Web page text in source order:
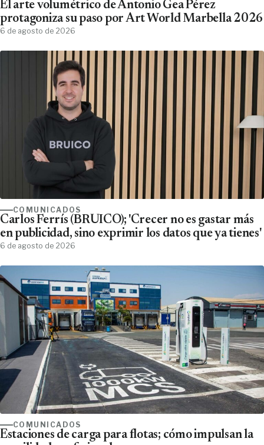
El arte volumétrico de Antonio Gea Pérez
protagoniza su paso por Art World Marbella 2026
6 de agosto de 2026
COMUNICADOS
Carlos Ferrís (BRUICO); 'Crecer no es gastar más
en publicidad, sino exprimir los datos que ya tienes'
6 de agosto de 2026
COMUNICADOS
Estaciones de carga para flotas; cómo impulsan la